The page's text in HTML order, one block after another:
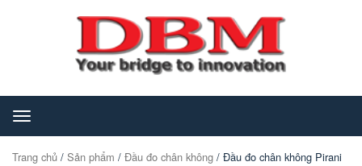
Toggle
navigation
Trang chủ / Sản phẩm / Đầu đo chân không / Đầu đo chân không Pirani